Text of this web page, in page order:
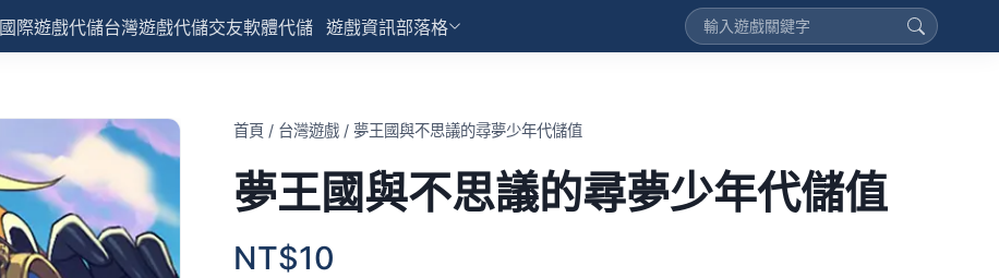
國際遊戲代儲台灣遊戲代儲交友軟體代儲 遊戲資訊部落格
首頁 / 台灣遊戲 /夢王國與不思議的尋夢少年代儲值
夢王國與不思議的尋夢少年代儲值
NT$10